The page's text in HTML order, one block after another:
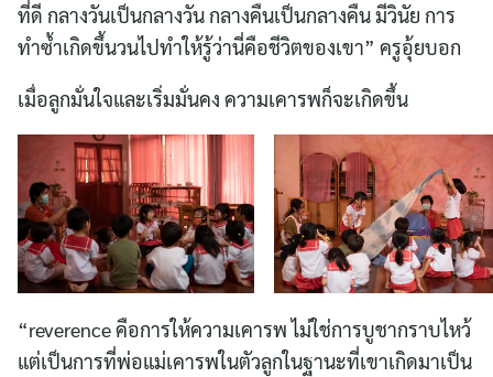
ที่ดี กลางวันเป็นกลางวัน กลางคืนเป็นกลางคืน มีวินัย การ
ทำซ้ำเกิดขึ้นวนไปทำให้รู้ว่านี่คือชีวิตของเขา” ครูอุ้ยบอก
เมื่อลูกมั่นใจและเริ่มมั่นคง ความเคารพก็จะเกิดขึ้น
“reverence คือการให้ความเคารพ ไม่ใช่การบูชากราบไหว้
แต่เป็นการที่พ่อแม่เคารพในตัวลูกในฐานะที่เขาเกิดมาเป็น